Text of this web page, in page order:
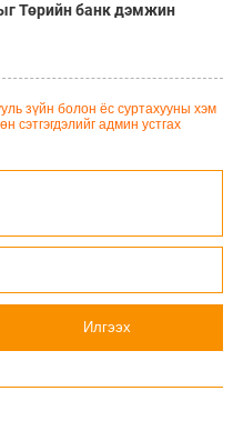
Төрийн банк дэмжин
зүйн болон ёс суртахууны хэм
сэтгэгдэлийг админ устгах
Илгээх